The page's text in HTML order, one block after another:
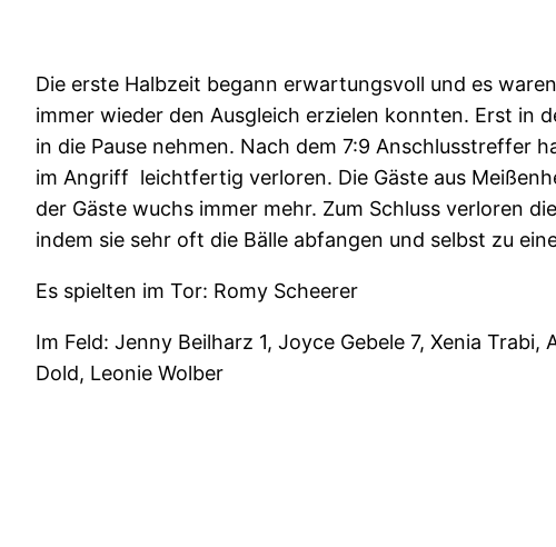
Die erste Halbzeit begann erwartungsvoll und es
immer wieder den Ausgleich erzielen konnten. Erst in
in die Pause nehmen. Nach dem 7:9 Anschlusstreffer
im Angriff leichtfertig verloren. Die Gäste aus
der Gäste wuchs immer mehr. Zum Schluss verloren
indem sie sehr oft die Bälle abfangen und selbst zu
Es spielten im Tor: Romy Scheerer
Im Feld: Jenny Beilharz 1, Joyce Gebele 7, Xenia
Dold, Leonie Wolber